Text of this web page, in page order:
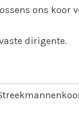
ons
dirigente.